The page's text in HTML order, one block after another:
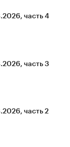
часть 4
часть 3
часть 2